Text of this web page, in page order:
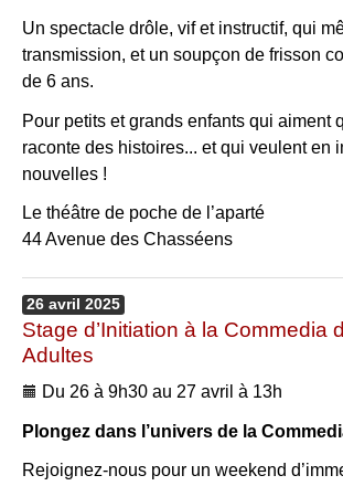
Un spectacle drôle, vif et instructif, qui
transmission, et un soupçon de frisson
de 6 ans.
Pour petits et grands enfants qui aiment
raconte des histoires... et qui veulent en
nouvelles !
Le théâtre de poche de l’aparté
44 Avenue des Chasséens
26 avril 2025
Stage d’Initiation à la Commedia
Adultes
Du 26 à 9h30 au 27 avril à 13h
Plongez dans l’univers de la
Rejoignez-nous pour un weekend